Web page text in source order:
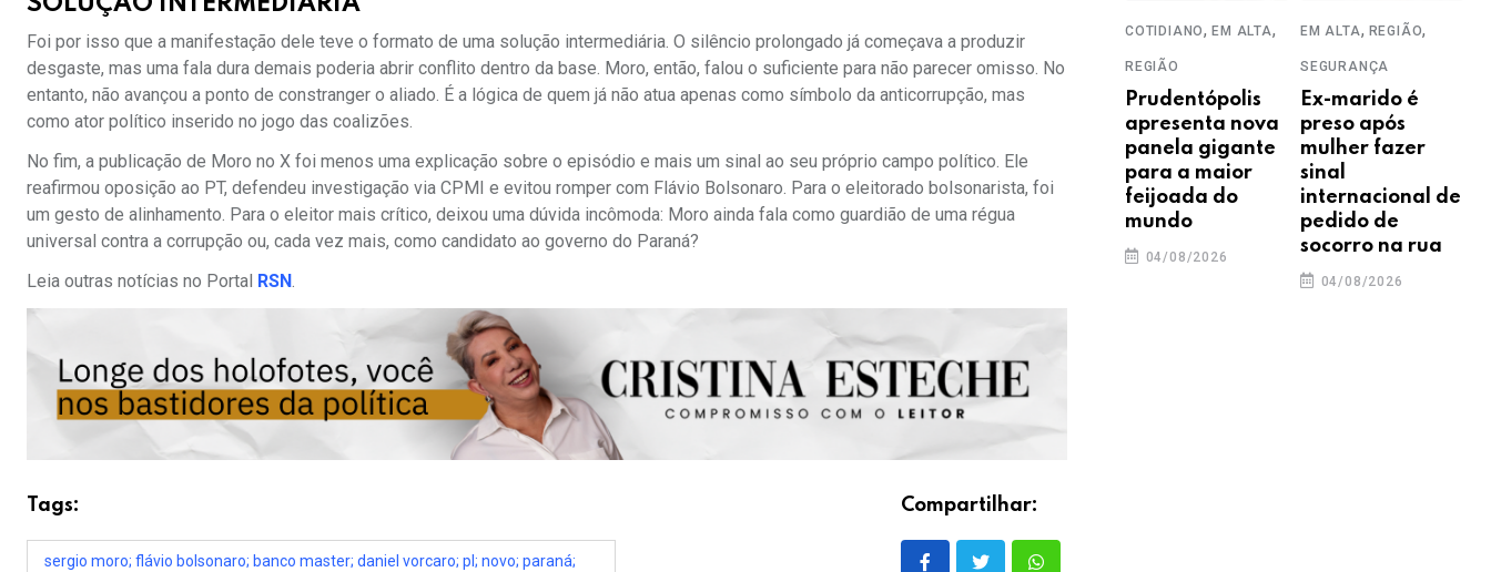
Foi por isso que a manifestação dele teve o formato de uma solução intermediária. O silêncio prolongado já começava a produzir
desgaste, mas uma fala dura demais poderia abrir conflito dentro da base. Moro, então, falou o suficiente para não parecer omisso. No
entanto, não avançou a ponto de constranger o aliado. É a lógica de quem já não atua apenas como símbolo da anticorrupção, mas
como ator político inserido no jogo das coalizões.
No fim, a publicação de Moro no X foi menos uma explicação sobre o episódio e mais um sinal ao seu próprio campo político. Ele
reafirmou oposição ao PT, defendeu investigação via CPMI e evitou romper com Flávio Bolsonaro. Para o eleitorado bolsonarista, foi
um gesto de alinhamento. Para o eleitor mais crítico, deixou uma dúvida incômoda: Moro ainda fala como guardião de uma régua
universal contra a corrupção ou, cada vez mais, como candidato ao governo do Paraná?
Leia outras notícias no Portal RSN.
Tags:
sergio moro; flávio bolsonaro; banco master; daniel vorcaro; pl; novo; paraná;
Compartilhar:
COTIDIANO,EM ALTA,
REGIÃO
Prudentópolis
apresenta nova
panela gigante
para a maior
feijoada do
mundo
04/08/2026
EM ALTA, REGIÃO,
SEGURANÇA
Ex-marido é
preso após
mulher fazer
sinal
internacional de
pedido de
socorro na rua
04/08/2026